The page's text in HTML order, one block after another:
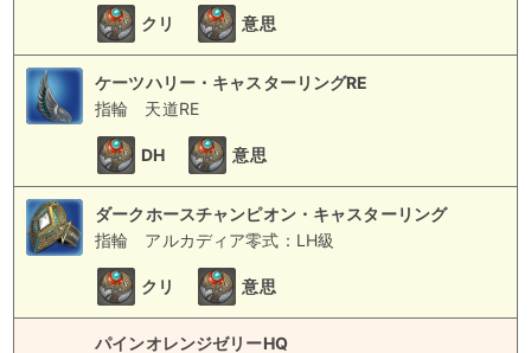
クリ 意思
ケーツハリー・キャスターリングRE
指輪
天道RE
DH 意思
ダークホースチャンピオン・キャスターリング
指輪
アルカディア零式：LH級
クリ 意思
パインオレンジゼリーHQ